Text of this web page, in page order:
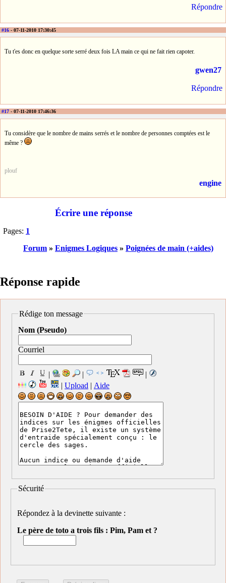
Répondre
#16 - 07-11-2010 17:30:45
Tu t'es donc en quelque sorte serré deux fois LA main ce qui ne fait rien capoter.
gwen27
Répondre
#17 - 07-11-2010 17:46:36
Tu considère que le nombre de mains serrés et le nombre de personnes comptées est le
même ?
plouf
engine
Écrire une réponse
Pages: 1
Forum » Enigmes Logiques » Poignées de main (+aides)
Réponse rapide
Rédige ton message
Nom (Pseudo)
Courriel
| |
|
| Upload | Aide
Sécurité
Répondez à la devinette suivante :
Le père de toto a trois fils : Pim, Pam et ?